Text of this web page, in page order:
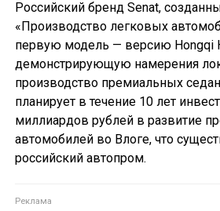
Российский бренд Senat,
«Производство легковых
первую модель — версию Hongqi
демонстрирующую намерения
производство премиальных
планирует в течение 10 лет
миллиардов рублей в развитие
автомобилей во Влоге, что
российский автопром.